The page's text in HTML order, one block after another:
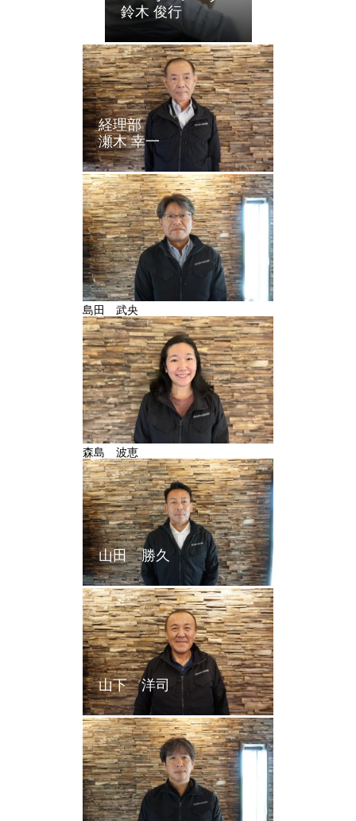
鈴木 俊行
経理部
瀬木 幸一
島田 武央
森島 波恵
山田 勝久
山下 洋司